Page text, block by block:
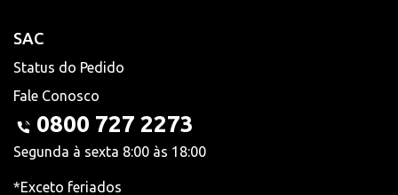
SAC
Status do Pedido
Fale Conosco
0800 727 2273
Segunda à sexta 8:00 às 18:00
*Exceto feriados